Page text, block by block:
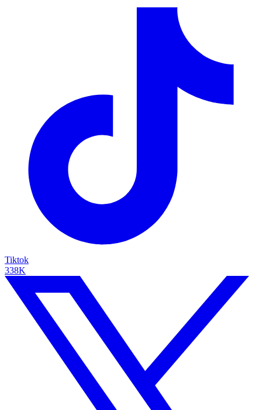
Tiktok
338K